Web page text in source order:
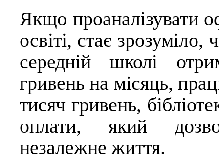
Якщо проаналізувати
освіті, стає
середній школі
гривень на місяць,
тисяч гривень,
оплати, який
незалежне життя.